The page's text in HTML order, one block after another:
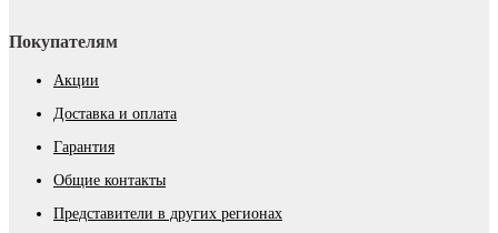
Покупателям
Акции
Доставка и оплата
Гарантия
Общие контакты
Представители в других регионах